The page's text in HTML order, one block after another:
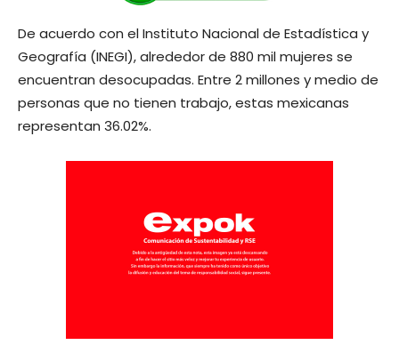
De acuerdo con el Instituto Nacional de Estadística y
Geografía (INEGI), alrededor de 880 mil mujeres se
encuentran desocupadas. Entre 2 millones y medio de
personas que no tienen trabajo, estas mexicanas
representan 36.02%.